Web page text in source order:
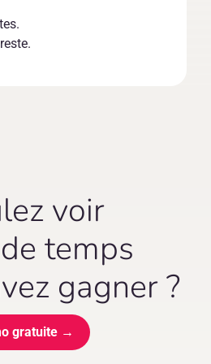
voir
temps
gagner ?
gratuite →